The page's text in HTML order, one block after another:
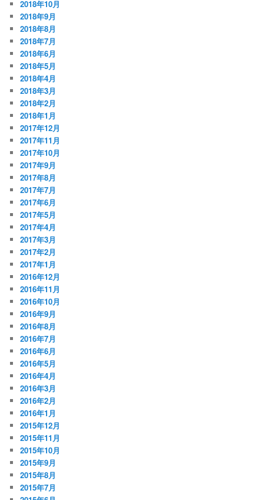
2018年10月
2018年9月
2018年8月
2018年7月
2018年6月
2018年5月
2018年4月
2018年3月
2018年2月
2018年1月
2017年12月
2017年11月
2017年10月
2017年9月
2017年8月
2017年7月
2017年6月
2017年5月
2017年4月
2017年3月
2017年2月
2017年1月
2016年12月
2016年11月
2016年10月
2016年9月
2016年8月
2016年7月
2016年6月
2016年5月
2016年4月
2016年3月
2016年2月
2016年1月
2015年12月
2015年11月
2015年10月
2015年9月
2015年8月
2015年7月